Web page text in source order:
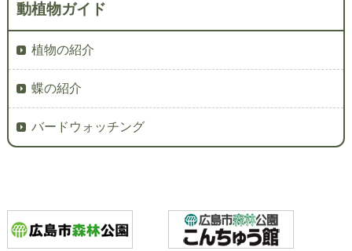
動植物ガイド
植物の紹介
蝶の紹介
バードウォッチング